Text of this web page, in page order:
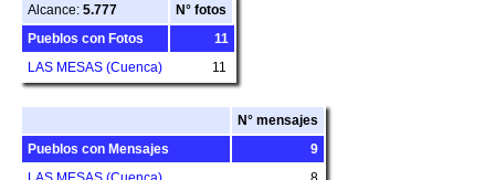
Alcance: 5.777
N° fotos
Pueblos con Fotos
11
LAS MESAS (Cuenca)
11
N° mensajes
Pueblos con Mensajes
9